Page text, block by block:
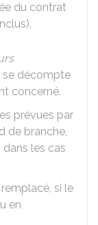
du contrat
se décompte
concerné.
prévues par
de branche,
les cas
si le
en